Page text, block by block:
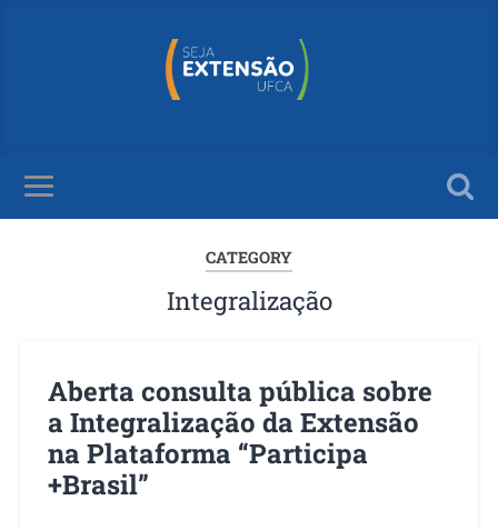
CATEGORY
Integralização
Aberta consulta pública sobre
a Integralização da Extensão
na Plataforma “Participa
+Brasil”